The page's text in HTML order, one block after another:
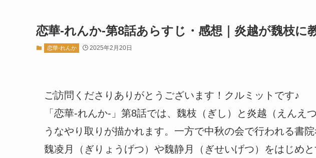
恋華-れんか-第8話あらすじ・感想｜炎越が魏枝に
恋華-れんか 2025年2月20日
ご訪問くださりありがとうございます！クルミットです♪
「恋華-れんか-」第8話では、魏枝（ぎし）と炎越（えんえ
うなやり取りが描かれます。一方で中秋の会で行われる書
魏凌月（ぎりょうげつ）や魏静月（ぎせいげつ）をはじめ